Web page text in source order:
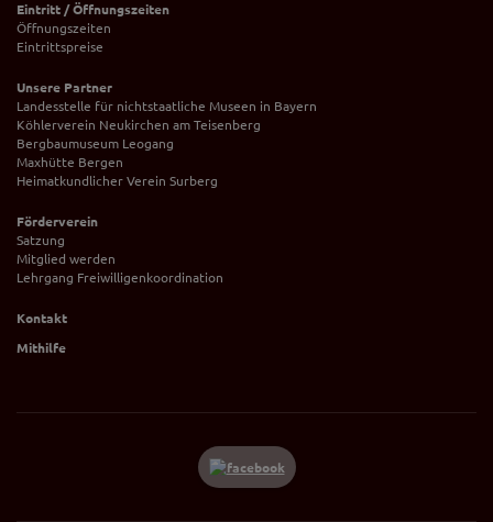
Eintritt / Öffnungszeiten
Öffnungszeiten
Eintrittspreise
Unsere Partner
Landesstelle für nichtstaatliche Museen in Bayern
Köhlerverein Neukirchen am Teisenberg
Bergbaumuseum Leogang
Maxhütte Bergen
Heimatkundlicher Verein Surberg
Förderverein
Satzung
Mitglied werden
Lehrgang Freiwilligenkoordination
Kontakt
Mithilfe